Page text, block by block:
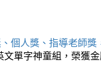
個人獎、指導老師獎
單字神童組，榮獲